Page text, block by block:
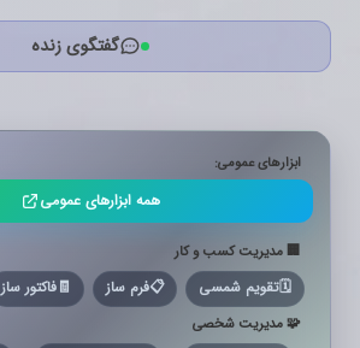
گفتگوی زنده
ابزارهای عمومی:
همه ابزارهای عمومی
🏢 مدیریت کسب و کار
🗓️تقویم شمسی 📋فرم ساز 🧾فاکتور ساز
🧩 مدیریت شخصی